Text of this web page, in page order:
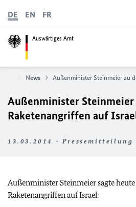
Auswärtiges Amt
DE EN FR
News Außenminister Steinmeier zu
Außenminister Steinmeier
Raketenangriffen auf
13.03.2014 - Pressemitteilung
Außenminister Steinmeier sagte heute
Raketenangriffen auf Israel: